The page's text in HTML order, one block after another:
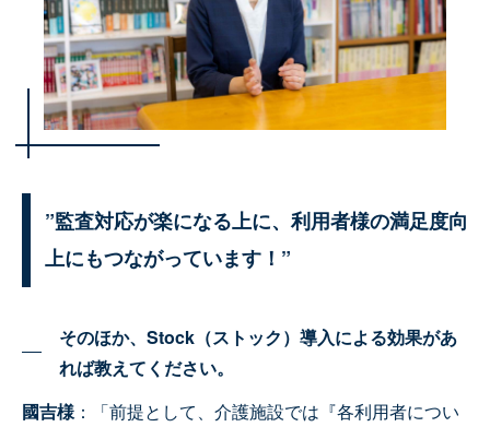
”監査対応が楽になる上に、利用者様の満足度向
上にもつながっています！”
そのほか、Stock（ストック）導入による効果があ
れば教えてください。
國吉様：「前提として、介護施設では『各利用者につい